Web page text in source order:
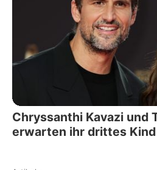
Chryssanthi Kavazi und
erwarten ihr drittes Kind